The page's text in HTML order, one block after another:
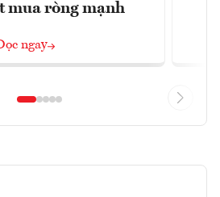
mua ròng mạnh
ngay